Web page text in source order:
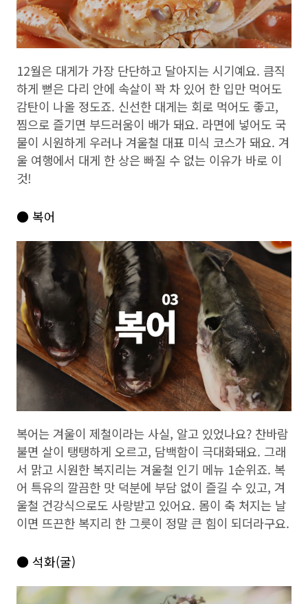
12월은 대게가 가장 단단하고 달아지는 시기예요. 큼직
하게 뻗은 다리 안에 속살이 꽉 차 있어 한 입만 먹어도
감탄이 나올 정도죠. 신선한 대게는 회로 먹어도 좋고,
찜으로 즐기면 부드러움이 배가 돼요. 라면에 넣어도 국
물이 시원하게 우러나 겨울철 대표 미식 코스가 돼요. 겨
울 여행에서 대게 한 상은 빠질 수 없는 이유가 바로 이
것!
● 복어
복어는 겨울이 제철이라는 사실, 알고 있었나요? 찬바람
불면 살이 탱탱하게 오르고, 담백함이 극대화돼요. 그래
서 맑고 시원한 복지리는 겨울철 인기 메뉴 1순위죠. 복
어 특유의 깔끔한 맛 덕분에 부담 없이 즐길 수 있고, 겨
울철 건강식으로도 사랑받고 있어요. 몸이 축 처지는 날
이면 뜨끈한 복지리 한 그릇이 정말 큰 힘이 되더라구요.
● 석화(굴)